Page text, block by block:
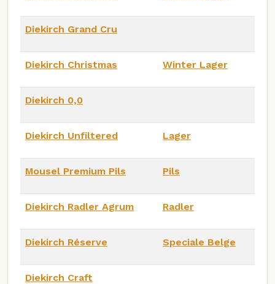
Diekirch Grand Cru
Diekirch Christmas Winter Lager
Diekirch 0,0
Diekirch Unfiltered Lager
Mousel Premium Pils Pils
Diekirch Radler Agrum Radler
Diekirch Réserve Speciale Belge
Diekirch Craft